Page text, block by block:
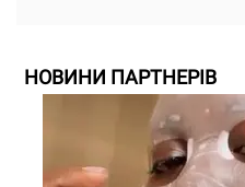
НОВИНИ ПАРТНЕРІВ